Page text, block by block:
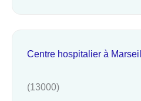
Centre hospitalier à
(13000)